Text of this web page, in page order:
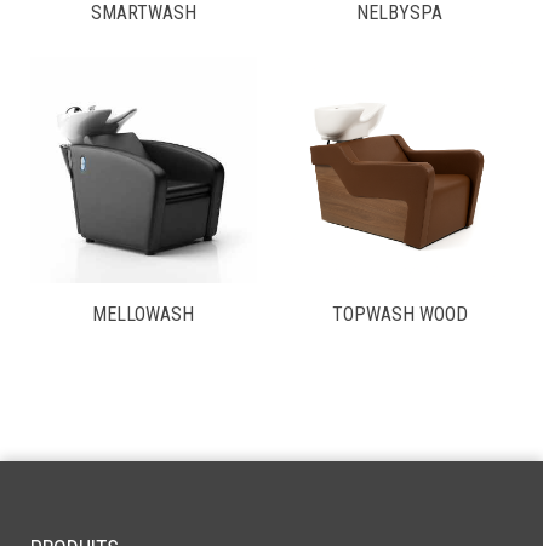
SMARTWASH NELBYSPA
MELLOWASH TOPWASH WOOD